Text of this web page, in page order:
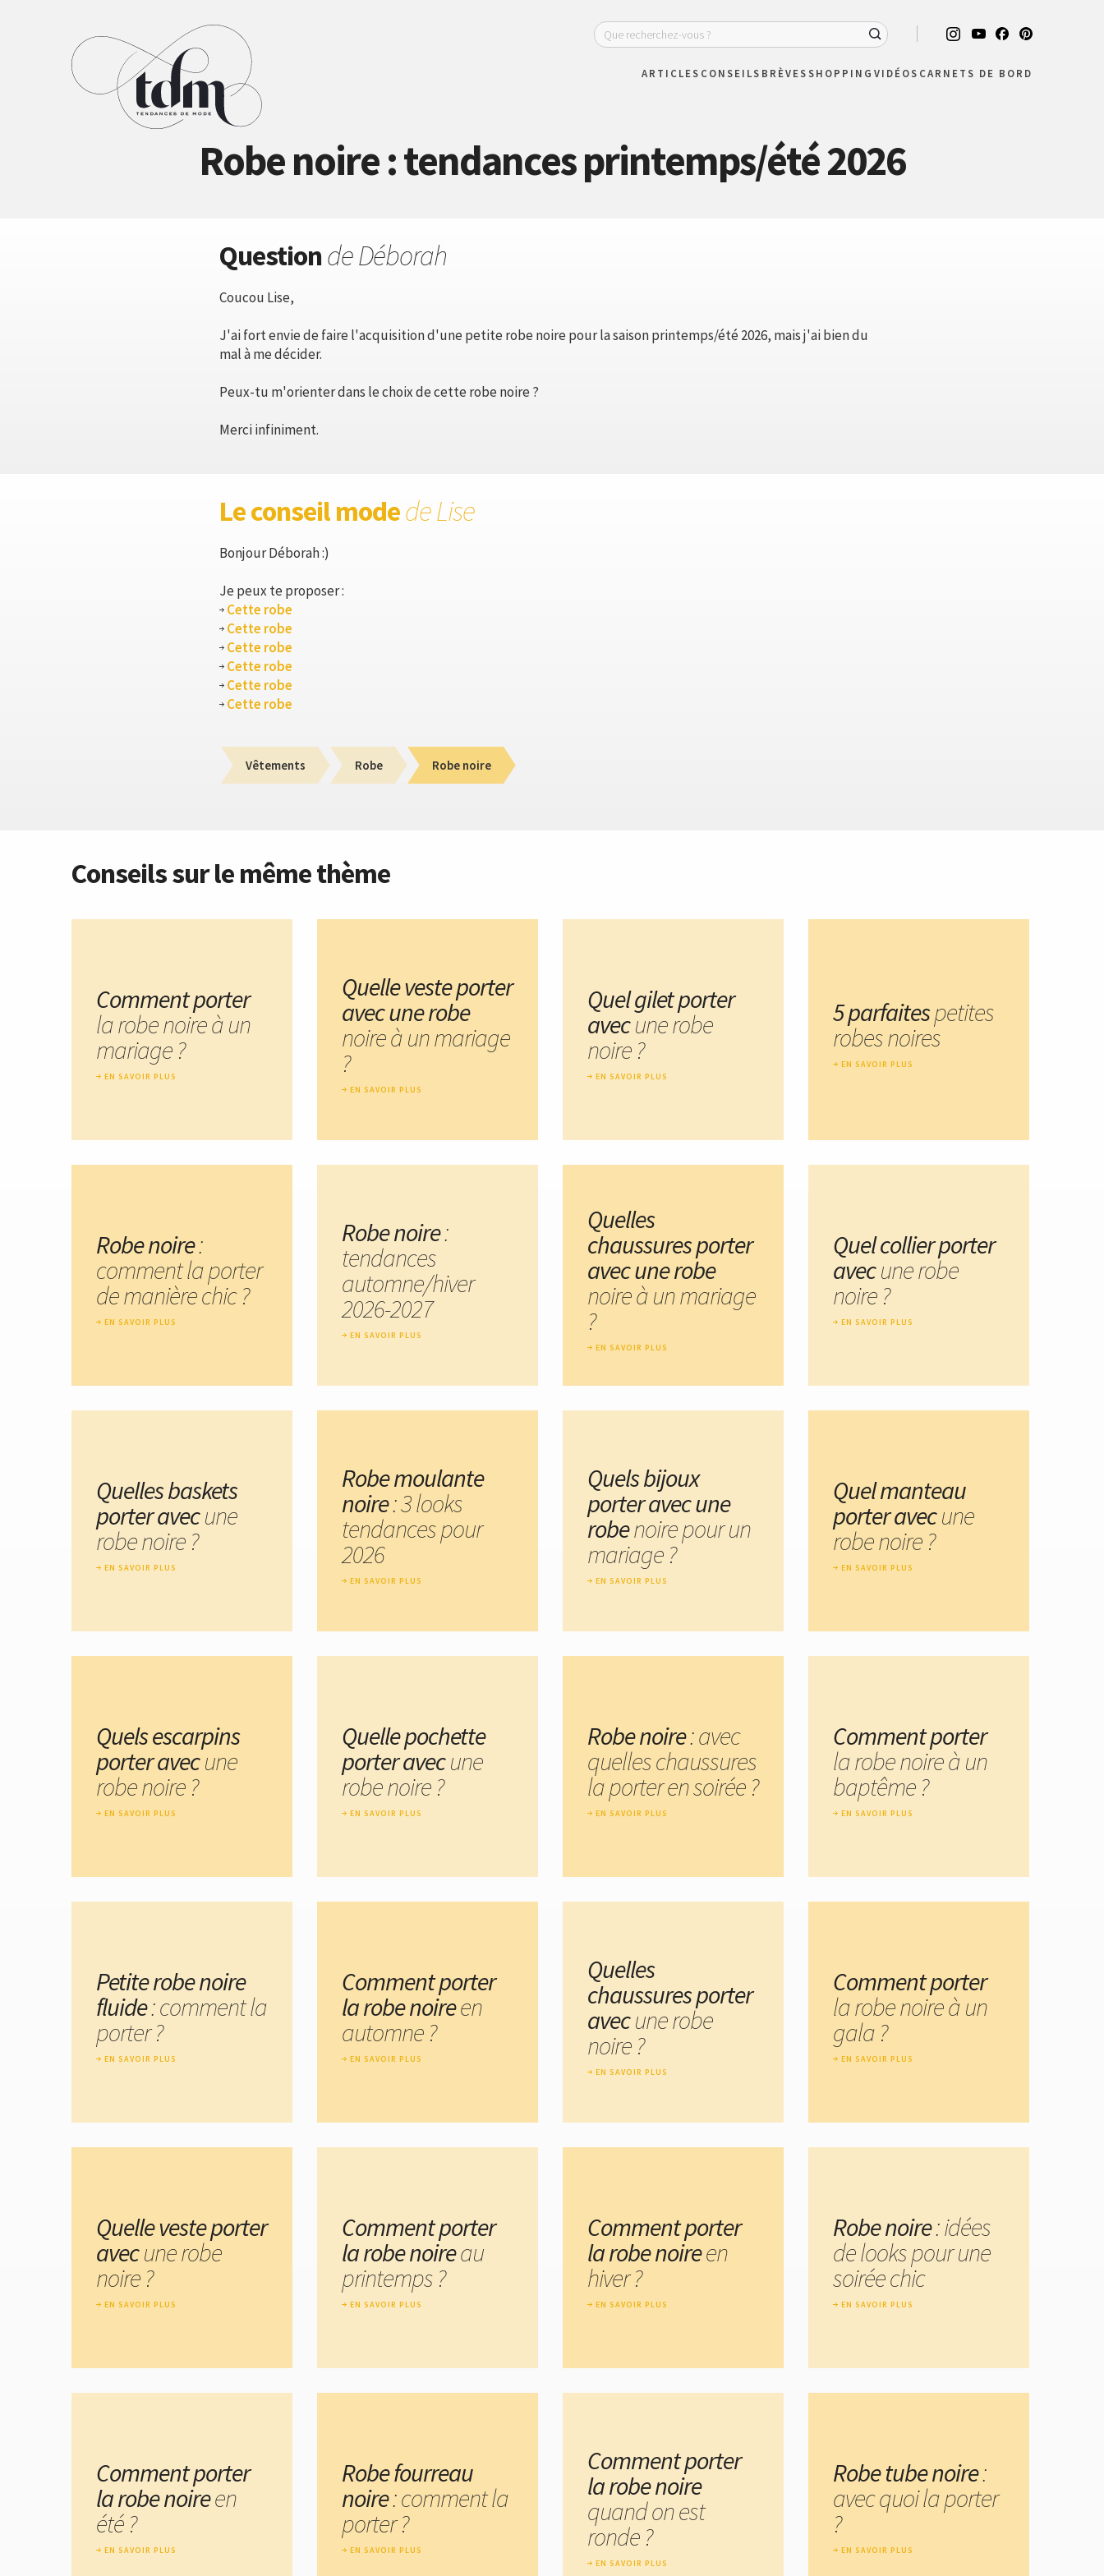
ARTICLES CONSEILS BRÈVESSHOPPING VIDÉOS CARNETS DE BORD
Robe noire : tendances printemps/été 2026
Questionde Déborah
Coucou Lise,
J'ai fort envie de faire l'acquisition d'une petite robe noire pour la saison printemps/été 2026, mais j'ai bien du
mal à me décider.
Peux-tu m'orienter dans le choix de cette robe noire ?
Merci infiniment.
Le conseil modede Lise
Bonjour Déborah :)
Je peux te proposer :
Cette robe
Cette robe
Cette robe
Cette robe
Cette robe
Cette robe
Vêtements Robe Robe noire
Conseils sur le même thème
Comment porter
la robe noire à un
mariage ?
EN SAVOIR PLUS
Quelle veste porter
avec une robe
noire à un mariage
?
EN SAVOIR PLUS
Quel gilet porter
avecune robe
noire ?
EN SAVOIR PLUS
5 parfaitespetites
robes noires
EN SAVOIR PLUS
Robe noire:
comment la porter
de manière chic ?
EN SAVOIR PLUS
Robe noire:
tendances
automne/hiver
2026-2027
EN SAVOIR PLUS
Quelles
chaussures porter
avec une robe
noire à un mariage
?
EN SAVOIR PLUS
Quel collier porter
avecune robe
noire ?
EN SAVOIR PLUS
Quelles baskets
porter avecune
robe noire ?
EN SAVOIR PLUS
Robe moulante
noire: 3 looks
tendances pour
2026
EN SAVOIR PLUS
Quels bijoux
porter avec une
robenoire pour un
mariage ?
EN SAVOIR PLUS
Quel manteau
porter avecune
robe noire ?
EN SAVOIR PLUS
Quels escarpins
porter avecune
robe noire ?
EN SAVOIR PLUS
Quelle pochette
porter avecune
robe noire ?
EN SAVOIR PLUS
Robe noire: avec
quelles chaussures
la porter en soirée ?
EN SAVOIR PLUS
Comment porter
la robe noire à un
baptême ?
EN SAVOIR PLUS
Petite robe noire
fluide: comment la
porter ?
EN SAVOIR PLUS
Comment porter
la robe noireen
automne ?
EN SAVOIR PLUS
Quelles
chaussures porter
avecune robe
noire ?
EN SAVOIR PLUS
Comment porter
la robe noire à un
gala ?
EN SAVOIR PLUS
Quelle veste porter
avecune robe
noire ?
EN SAVOIR PLUS
Comment porter
la robe noireau
printemps ?
EN SAVOIR PLUS
Comment porter
la robe noireen
hiver ?
EN SAVOIR PLUS
Robe noire: idées
de looks pour une
soirée chic
EN SAVOIR PLUS
Comment porter
la robe noireen
été ?
EN SAVOIR PLUS
Robe fourreau
noire: comment la
porter ?
EN SAVOIR PLUS
Comment porter
la robe noire
quand on est
ronde ?
EN SAVOIR PLUS
Robe tube noire:
avec quoi la porter
?
EN SAVOIR PLUS